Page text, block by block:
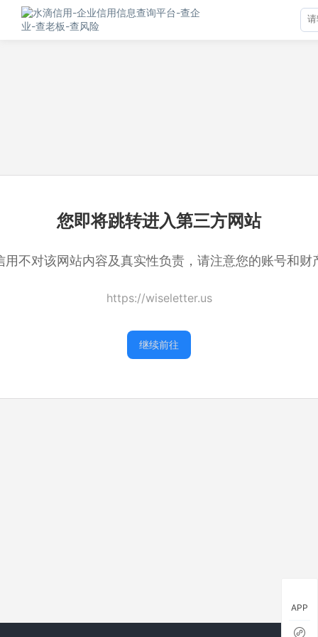
您即将跳转进入第三方网站
用不对该网站内容及真实性负责，请注意您的账号和财
https://wiseletter.us
继续前往
APP